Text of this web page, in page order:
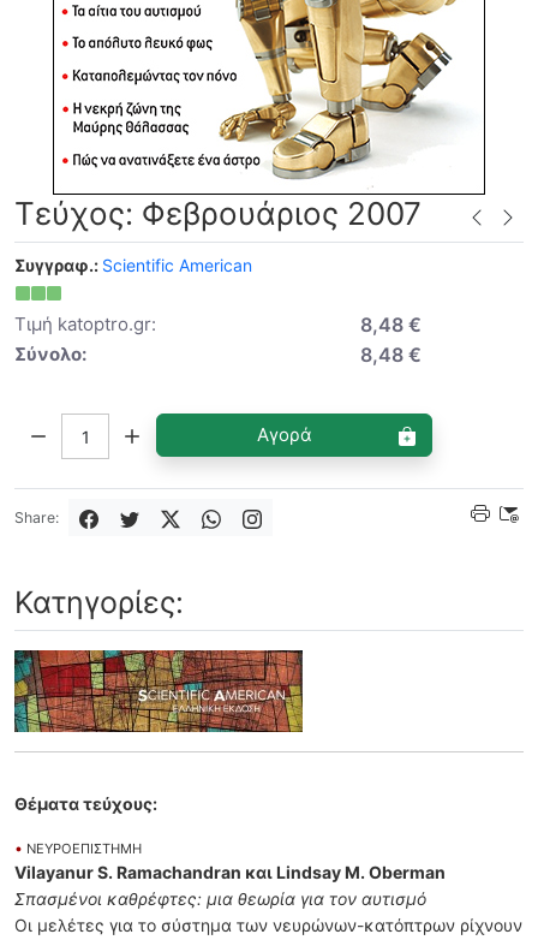
Τεύχος: Φεβρουάριος 2007
Συγγραφ.: Scientific American
Τιμή katoptro.gr: 8,48 €
Σύνολο: 8,48 €
Αγορά
Share:
Κατηγορίες:
Θέματα τεύχους:
• ΝΕΥΡΟΕΠΙΣΤΗΜΗ
Vilayanur S. Ramachandran και Lindsay M. Oberman
Σπασμένοι καθρέφτες: μια θεωρία για τον αυτισμό
Οι μελέτες για το σύστημα των νευρώνων-κατόπτρων ρίχνουν